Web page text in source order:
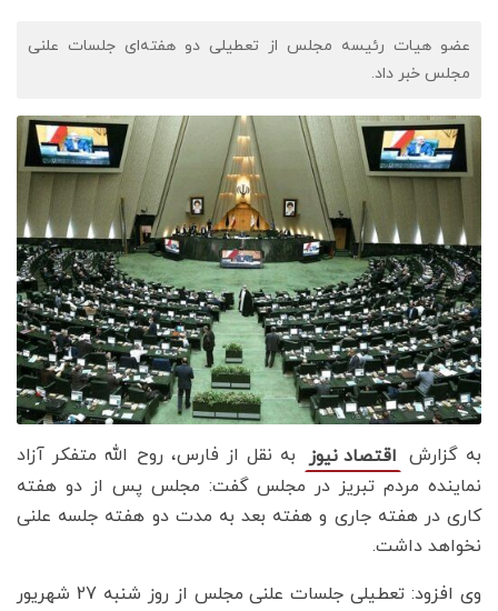
عضو هیات رئیسه مجلس از تعطیلی دو هفته‌ای جلسات علنی
مجلس خبر داد.
به گزارش اقتصاد نیوز
به نقل از فارس، روح الله متفکر آزاد
نماینده مردم تبریز در مجلس گفت: مجلس پس از دو هفته
کاری در هفته جاری و هفته بعد به مدت دو هفته جلسه علنی
نخواهد داشت.
وی افزود: تعطیلی جلسات علنی مجلس از روز شنبه 27 شهریور